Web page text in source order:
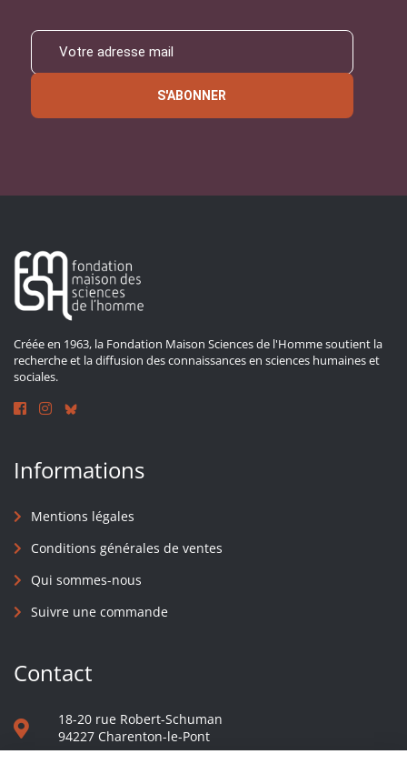
S'ABONNER
Créée en 1963, la Fondation Maison Sciences de l'Homme soutient la
recherche et la diffusion des connaissances en sciences humaines et
sociales.
Informations
Mentions légales
Conditions générales de ventes
Qui sommes-nous
Suivre une commande
Contact
18-20 rue Robert-Schuman
94227 Charenton-le-Pont